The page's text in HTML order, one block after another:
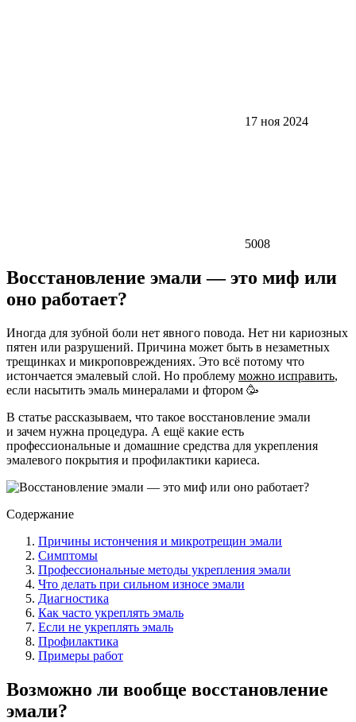
17 ноя 2024
5008
Восстановление эмали — это миф или
оно работает?
Иногда для зубной боли нет явного повода. Нет ни кариозных
пятен или разрушений. Причина может быть в незаметных
трещинках и микроповреждениях. Это всё потому что
истончается эмалевый слой. Но проблему можно исправить,
если насытить эмаль минералами и фтором 🥳
В статье рассказываем, что такое восстановление эмали
и зачем нужна процедура. А ещё какие есть
профессиональные и домашние средства для укрепления
эмалевого покрытия и профилактики кариеса.
Содержание
Причины истончения и микротрещин эмали
Симптомы
Профессиональные методы укрепления эмали
Что делать при сильном износе эмали
Диагностика
Как часто укреплять эмаль
Если не укреплять эмаль
Профилактика
Примеры работ
Возможно ли вообще восстановление
эмали?